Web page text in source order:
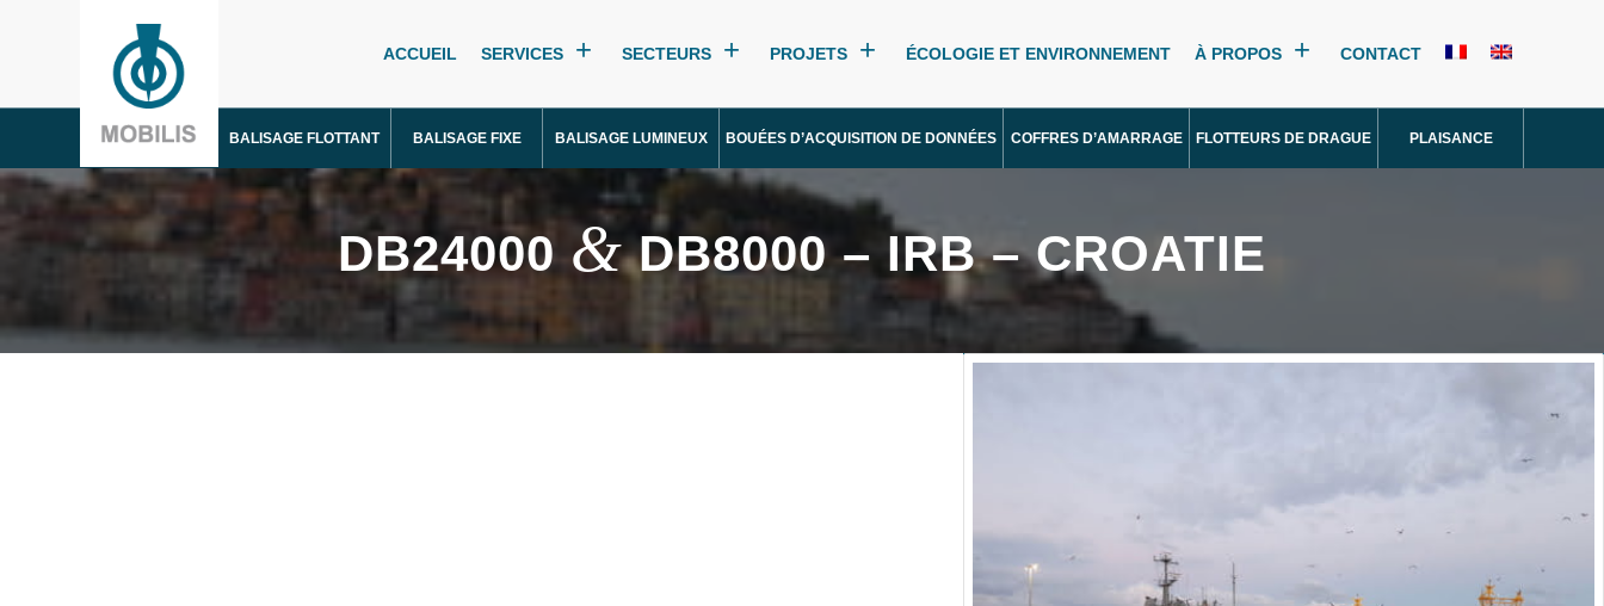
ACCUEIL SERVICES SECTEURS PROJETS ÉCOLOGIE ET ENVIRONNEMENT À PROPOS CONTACT
BALISAGE FLOTTANT BALISAGE FIXE BALISAGE LUMINEUX BOUÉES D’ACQUISITION DE DONNÉES COFFRES D’AMARRAGE FLOTTEURS DE DRAGUE PLAISANCE
DB24000 &DB8000 – IRB – CROATIE